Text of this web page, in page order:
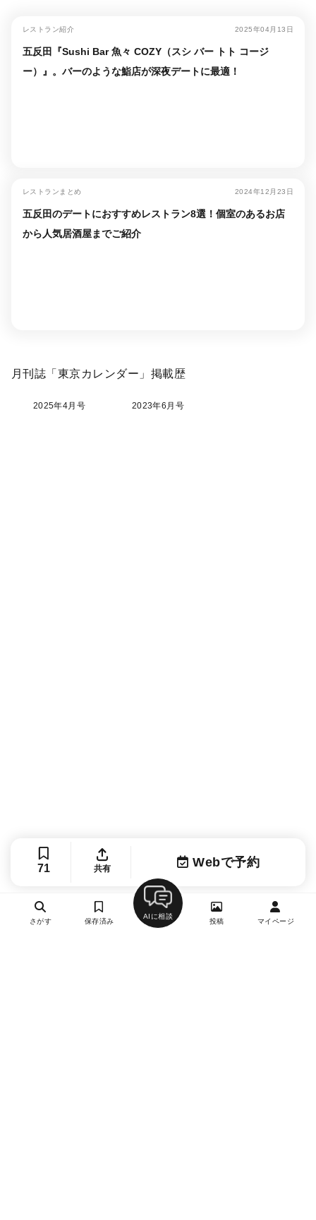
レストラン紹介 2025年04月13日
五反田『Sushi Bar 魚々 COZY（スシ バー トト コージ
ー）』。バーのような鮨店が深夜デートに最適！
レストランまとめ 2024年12月23日
五反田のデートにおすすめレストラン8選！個室のあるお店
から人気居酒屋までご紹介
月刊誌「東京カレンダー」掲載歴
2025年4月号 2023年6月号
71 共有 Webで予約
さがす 保存済み
AIに相談
投稿 マイページ